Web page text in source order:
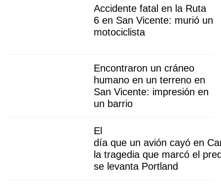
Accidente fatal en la Ruta
6 en San Vicente: murió un
motociclista
Encontraron un cráneo
humano en un terreno en
San Vicente: impresión en
un barrio
El
día que un avión cayó en
la tragedia que marcó el
se levanta Portland